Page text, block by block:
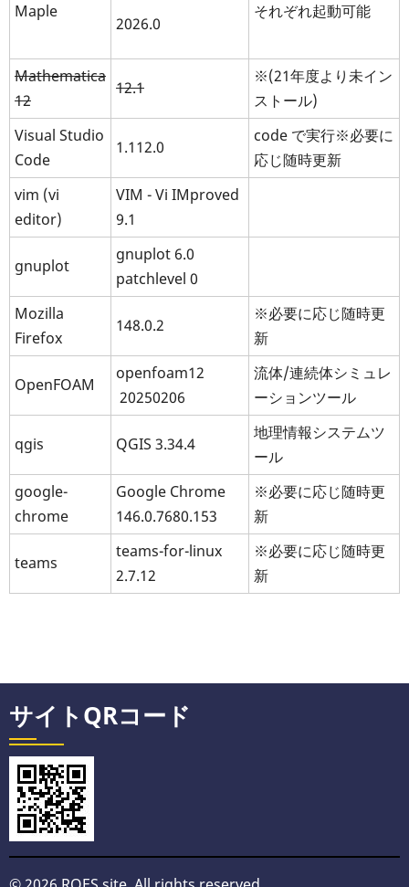
Maple
2026.0
それぞれ起動可能
Mathematica
12
12.1
※(21年度より未イン
ストール)
Visual Studio
Code
1.112.0
code で実行※必要に
応じ随時更新
vim (vi
editor)
VIM - Vi IMproved
9.1
gnuplot
gnuplot 6.0
patchlevel 0
Mozilla
Firefox
148.0.2
※必要に応じ随時更
新
OpenFOAM
openfoam12
20250206
流体/連続体シミュレ
ーションツール
qgis QGIS 3.34.4
地理情報システムツ
ール
google-
chrome
Google Chrome
146.0.7680.153
※必要に応じ随時更
新
teams
teams-for-linux
2.7.12
※必要に応じ随時更
新
サイトQRコード